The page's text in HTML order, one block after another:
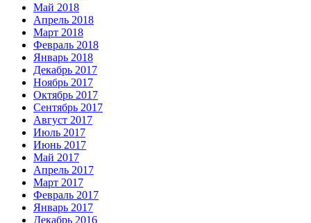
Май 2018
Апрель 2018
Март 2018
Февраль 2018
Январь 2018
Декабрь 2017
Ноябрь 2017
Октябрь 2017
Сентябрь 2017
Август 2017
Июль 2017
Июнь 2017
Май 2017
Апрель 2017
Март 2017
Февраль 2017
Январь 2017
Декабрь 2016